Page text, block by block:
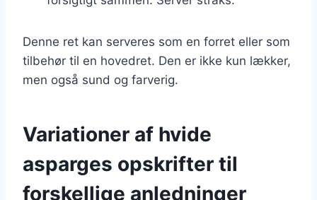
Denne ret kan serveres som en forret eller som
tilbehør til en hovedret. Den er ikke kun lækker,
men også sund og farverig.
Variationer af hvide
asparges opskrifter til
forskellige anledninger